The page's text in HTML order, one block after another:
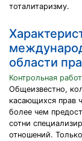
тоталитаризму.
области
Контрольная
Общеизвестно,
касающихся прав
более чем
сотни
отношений.